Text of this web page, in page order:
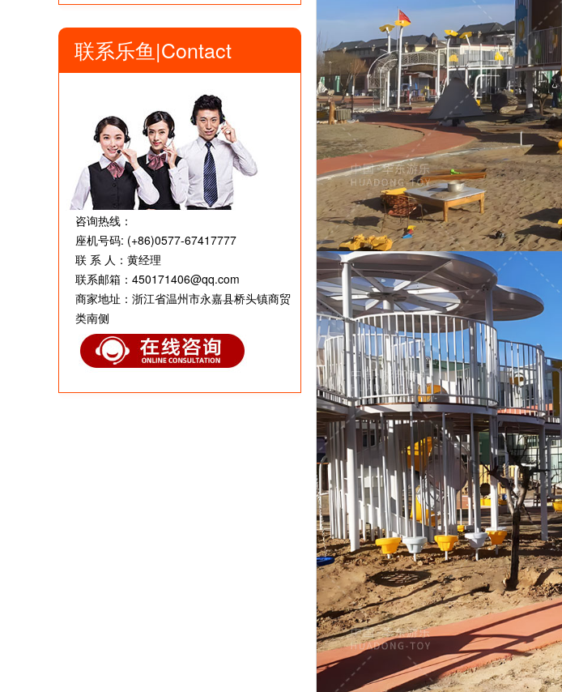
联系乐鱼|Contact
咨询热线：
座机号码: (+86)0577-67417777
联 系 人：黄经理
联系邮箱：450171406@qq.com
商家地址：浙江省温州市永嘉县桥头镇商贸
类南侧